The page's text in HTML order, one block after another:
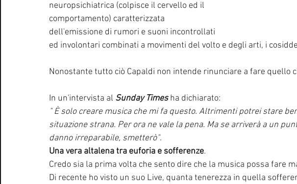
neuropsichiatrica (colpisce il cervello ed il
comportamento) caratterizzata
dell'emissione di rumori e suoni incontrollati
ed involontari combinati a movimenti del volto e degli arti, i
Nonostante tutto ciò Capaldi non intende rinunciare a fare quello
In un'intervista al Sunday Times ha dichiarato:
" È solo creare musica che mi fa questo. Altrimenti potrei stare
situazione strana. Per ora ne vale la pena. Ma se arriverà a un
danno irreparabile, smetterò".
Una vera altalena tra euforia e sofferenze.
Credo sia la prima volta che sento dire che la musica possa fare
Di recente ho visto un suo Live, quanta tenerezza in quella